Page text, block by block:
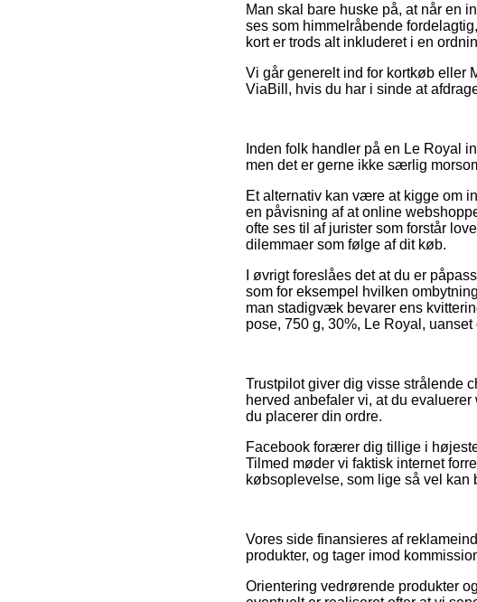
Man skal bare huske på, at når en
ses som himmelråbende
kort er trods alt inkluderet i en
Vi går generelt ind for kortkøb eller
ViaBill, hvis du har i sinde at
Inden folk handler på en Le Royal
men det er gerne ikke særlig
Et alternativ kan være at kigge om
en påvisning af at online
ofte ses til af jurister som forstår
dilemmaer som følge af dit køb.
I øvrigt foreslåes det at du er
som for eksempel hvilken
man stadigvæk bevarer ens
pose, 750 g, 30%, Le Royal,
Trustpilot giver dig visse strålende
herved anbefaler vi, at du
du placerer din ordre.
Facebook forærer dig tillige i
Tilmed møder vi faktisk internet
købsoplevelse, som lige så vel kan
Vores side finansieres af
produkter, og tager imod
Orientering vedrørende produkter